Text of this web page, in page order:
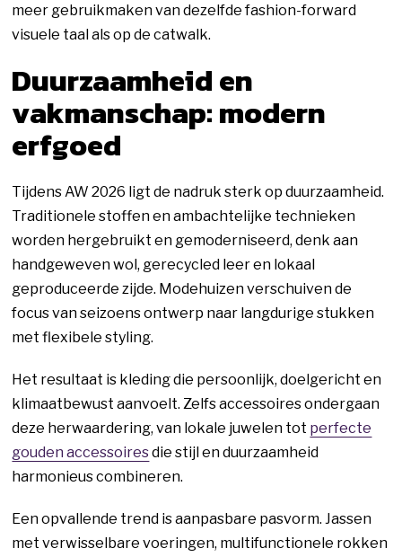
meer gebruikmaken van dezelfde fashion-forward
visuele taal als op de catwalk.
Duurzaamheid en
vakmanschap: modern
erfgoed
Tijdens AW 2026 ligt de nadruk sterk op duurzaamheid.
Traditionele stoffen en ambachtelijke technieken
worden hergebruikt en gemoderniseerd, denk aan
handgeweven wol, gerecycled leer en lokaal
geproduceerde zijde. Modehuizen verschuiven de
focus van seizoens ontwerp naar langdurige stukken
met flexibele styling.
Het resultaat is kleding die persoonlijk, doelgericht en
klimaatbewust aanvoelt. Zelfs accessoires ondergaan
deze herwaardering, van lokale juwelen tot perfecte
gouden accessoiresdie stijl en duurzaamheid
harmonieus combineren.
Een opvallende trend is aanpasbare pasvorm. Jassen
met verwisselbare voeringen, multifunctionele rokken